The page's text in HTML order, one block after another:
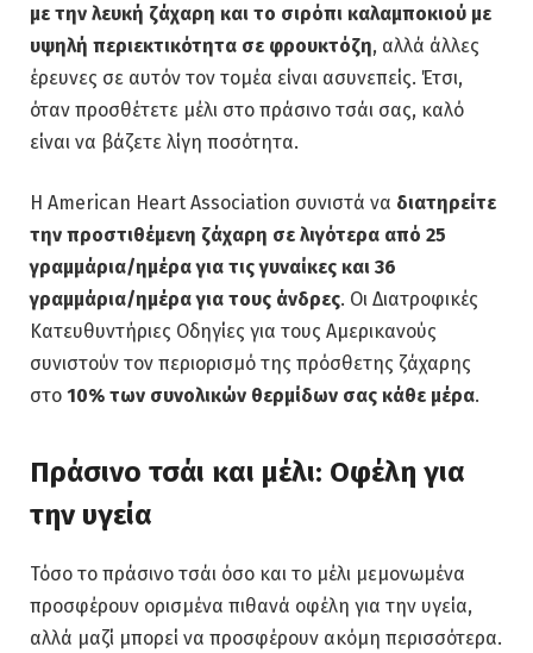
με την λευκή ζάχαρη και το σιρόπι καλαμποκιού με
υψηλή περιεκτικότητα σε φρουκτόζη, αλλά άλλες
έρευνες σε αυτόν τον τομέα είναι ασυνεπείς. Έτσι,
όταν προσθέτετε μέλι στο πράσινο τσάι σας, καλό
είναι να βάζετε λίγη ποσότητα.
Η American Heart Association συνιστά να διατηρείτε
την προστιθέμενη ζάχαρη σε λιγότερα από 25
γραμμάρια/ημέρα για τις γυναίκες και 36
γραμμάρια/ημέρα για τους άνδρες. Οι Διατροφικές
Κατευθυντήριες Οδηγίες για τους Αμερικανούς
συνιστούν τον περιορισμό της πρόσθετης ζάχαρης
στο 10% των συνολικών θερμίδων σας κάθε μέρα.
Πράσινο τσάι και μέλι: Οφέλη για
την υγεία
Τόσο το πράσινο τσάι όσο και το μέλι μεμονωμένα
προσφέρουν ορισμένα πιθανά οφέλη για την υγεία,
αλλά μαζί μπορεί να προσφέρουν ακόμη περισσότερα.